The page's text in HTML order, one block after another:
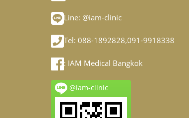
Line: @iam-clinic
Tel: 088-1892828,091-9918338
: IAM Medical Bangkok
@iam-clinic